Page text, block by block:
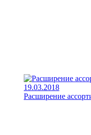
19.03.2018
Расширение